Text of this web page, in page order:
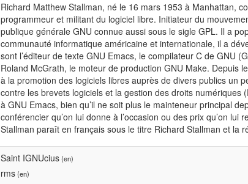
Richard Matthew Stallman, né le 16 mars 1953 à Manhattan,
programmeur et militant du logiciel libre. Initiateur du
publique générale GNU connue aussi sous le sigle GPL. Il a
communauté informatique américaine et internationale, il a
sont l’éditeur de texte GNU Emacs, le compilateur C de GNU
Roland McGrath, le moteur de production GNU Make. Depuis
à la promotion des logiciels libres auprès de divers publics un
contre les brevets logiciels et la gestion des droits
à GNU Emacs, bien qu’il ne soit plus le mainteneur principal
conférencier qu’on lui donne à l’occasion ou des prix qu’on
Stallman paraît en français sous le titre Richard Stallman et la
Saint IGNUcius(en)
rms(en)